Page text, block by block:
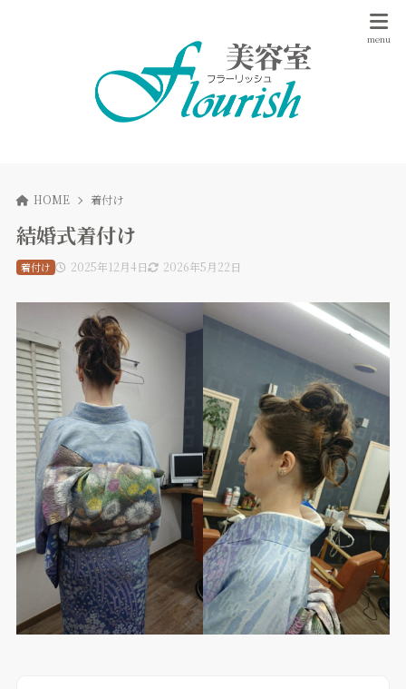
HOME 着付け
結婚式着付け
2025年12月4日 2026年5月22日
着付け